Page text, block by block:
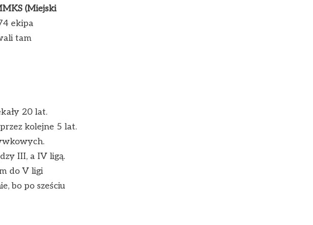
(Miejski
ekipa
tam
20 lat.
kolejne 5 lat.
III, a IV ligą.
do V ligi
bo po sześciu